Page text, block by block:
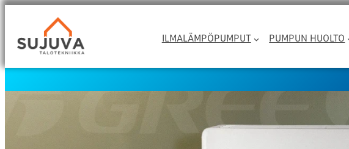
ILMALÄMPÖPUMPUT
PUMPUN HUOLTO